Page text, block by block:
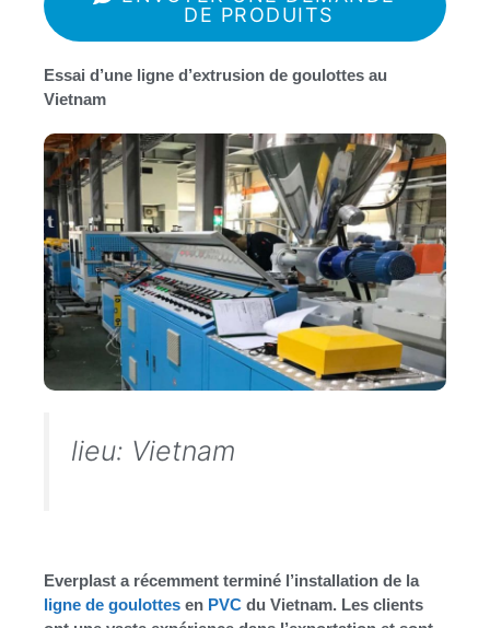
DE PRODUITS
Essai d’une ligne d’extrusion de goulottes au
Vietnam
lieu: Vietnam
Everplast a récemment terminé l’installation de la
ligne de goulottes en PVC du Vietnam. Les clients